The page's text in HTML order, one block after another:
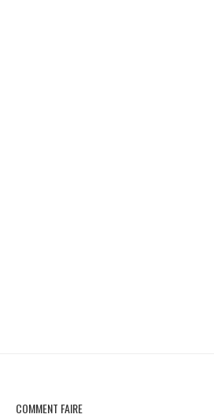
COMMENT FAIRE